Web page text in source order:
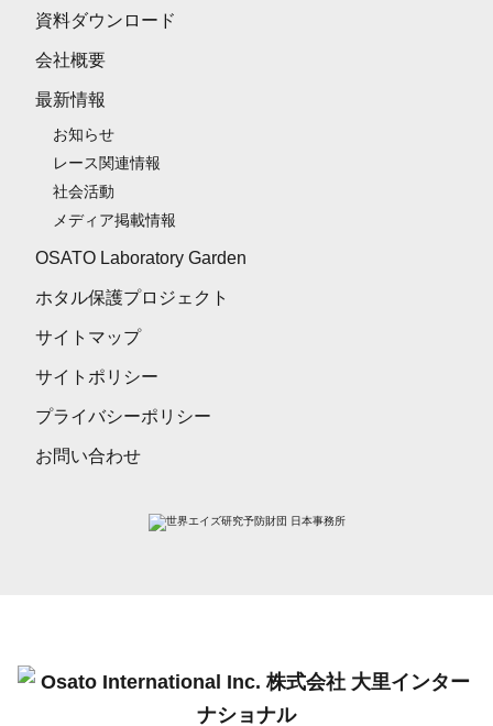
資料ダウンロード
会社概要
最新情報
お知らせ
レース関連情報
社会活動
メディア掲載情報
OSATO Laboratory Garden
ホタル保護プロジェクト
サイトマップ
サイトポリシー
プライバシーポリシー
お問い合わせ